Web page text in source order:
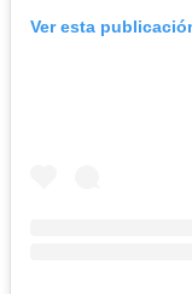
Ver esta